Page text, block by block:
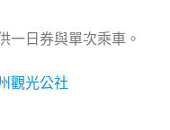
一日券與單次乘車。
觀光公社